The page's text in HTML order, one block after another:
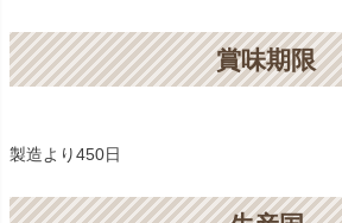
賞味期限
製造より450日